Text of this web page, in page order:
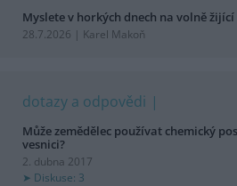
Myslete v horkých dnech na volně
28.7.2026 | Karel Makoň
dotazy a odpovědi
Může zemědělec používat chemický
vesnici?
2. dubna 2017
Diskuse: 3